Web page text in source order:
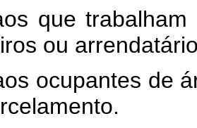
que trabalham
ou
ocupantes de